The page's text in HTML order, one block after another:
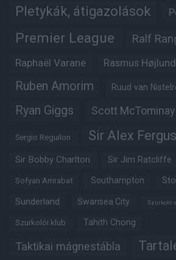
Pletykák, átigazolások
Premier League Ralf
Raphaël Varane Rasmus Højlund
Ruben Amorim Ruud van
Ryan Giggs Scott McTominay
Sergio Reguilon Sir Alex
Sir Bobby Charlton Sir Jim Ratcliffe
Sofyan Amrabat Southampton
Sunderland Swansea City Szurkoló
Szurkolói klub Tahith Chong
Taktikai mágnestábla